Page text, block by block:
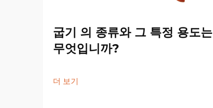
굽기 의 종류와 그 특정 용도는
무엇입니까?
더 보기